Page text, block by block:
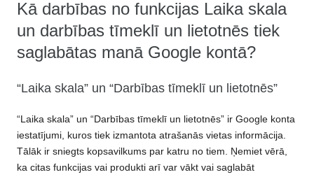
Kā darbības no funkcijas Laika skala
un darbības tīmeklī un lietotnēs tiek
saglabātas manā Google kontā?
“Laika skala” un “Darbības tīmeklī un lietotnēs”
“Laika skala” un “Darbības tīmeklī un lietotnēs” ir Google konta
iestatījumi, kuros tiek izmantota atrašanās vietas informācija.
Tālāk ir sniegts kopsavilkums par katru no tiem. Ņemiet vērā,
ka citas funkcijas vai produkti arī var vākt vai saglabāt